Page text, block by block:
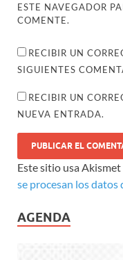
ESTE NAVEGADOR
COMENTE.
RECIBIR UN
SIGUIENTES
RECIBIR UN
NUEVA ENTRADA.
Este sitio usa
se procesan los
AGENDA